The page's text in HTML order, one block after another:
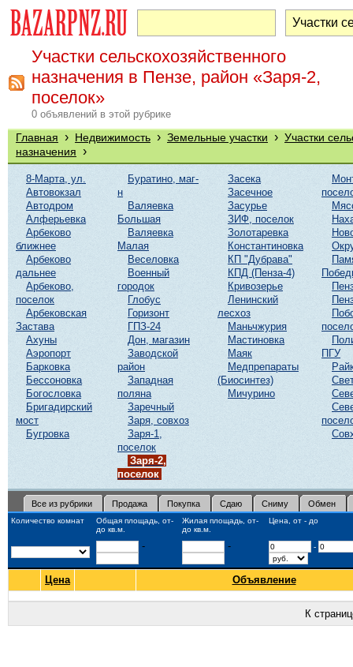
Участки сельскохозяйственного
назначения в Пензе, район «Заря-2,
поселок»
0 объявлений в этой рубрике
Главная › Недвижимость › Земельные участки › Участки
назначения ›
8-Марта, ул.
Автовокзал
Автодром
Алферьевка
Арбеково
ближнее
Арбеково
дальнее
Арбеково,
поселок
Арбековская
Застава
Ахуны
Аэропорт
Барковка
Бессоновка
Богословка
Бригадирский
мост
Бугровка
Буратино, маг-
н
Валяевка
Большая
Валяевка
Малая
Веселовка
Военный
городок
Глобус
Горизонт
ГПЗ-24
Дон, магазин
Заводской
район
Западная
поляна
Заречный
Заря, совхоз
Заря-1,
поселок
Заря-2,
поселок
Засека
Засечное
Засурье
ЗИФ, поселок
Золотаревка
Константиновка
КП "Дубрава"
КПД (Пенза-4)
Кривозерье
Ленинский
лесхоз
Маньчжурия
Мастиновка
Маяк
Медпрепараты
(Биосинтез)
Мичурино
ПГУ
Все из рубрики Продажа Покупка Сдаю Сниму Обмен
Количество комнат
Общая площадь, от-
до кв.м.
Жилая площадь, от-
до кв.м.
Цена, от - до
- - -
Цена Объявление
К